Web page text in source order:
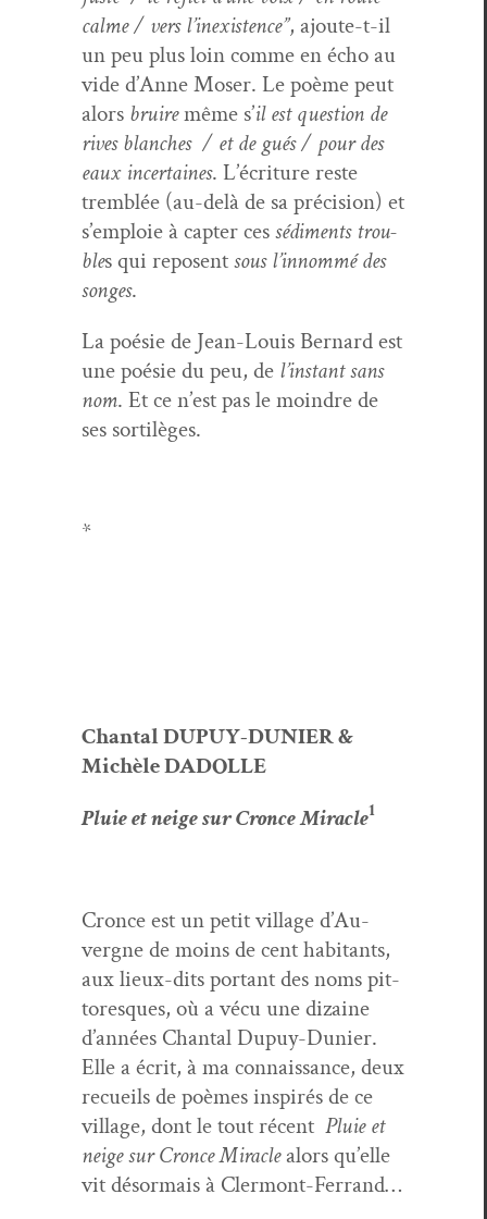
calme / vers l’inex­is­tence”, ajoute-t-il
un peu plus loin comme en écho au
vide d’Anne Moser. Le poème peut
alors bruiremême s’il est ques­tion de
rives blanch­es / et de gués / pour des
eaux incer­taines. L’écri­t­ure reste
trem­blée (au-delà de sa pré­ci­sion) et
s’emploie à capter cessédi­ments trou­
bles qui reposentsous l’in­nom­mé des
songes.
La poésie de Jean-Louis Bernard est
une poésie du peu, de l’in­stant sans
nom. Et ce n’est pas le moin­dre de
ses sortilèges.
*
Chan­tal DUPUY-DUNIER &
Michèle DADOLLE
Pluie et neige sur Cronce Mir­a­cle1
Cronce est un petit vil­lage d’Au­
vergne de moins de cent habi­tants,
aux lieux-dits por­tant des noms pit­
toresques, où a vécu une dizaine
d’an­nées Chan­tal Dupuy-Dunier.
Elle a écrit, à ma con­nais­sance, deux
recueils de poèmes inspirés de ce
vil­lage, dont le tout récent Pluie et
neige sur Cronce Mir­a­clealors qu’elle
vit désor­mais à Clermont-Ferrand…